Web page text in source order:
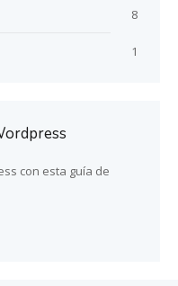
8
1
con esta guía de